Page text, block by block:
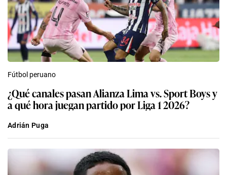
Fútbol peruano
¿Qué canales pasan Alianza Lima vs. Sport Boys y
a qué hora juegan partido por Liga 1 2026?
Adrián Puga